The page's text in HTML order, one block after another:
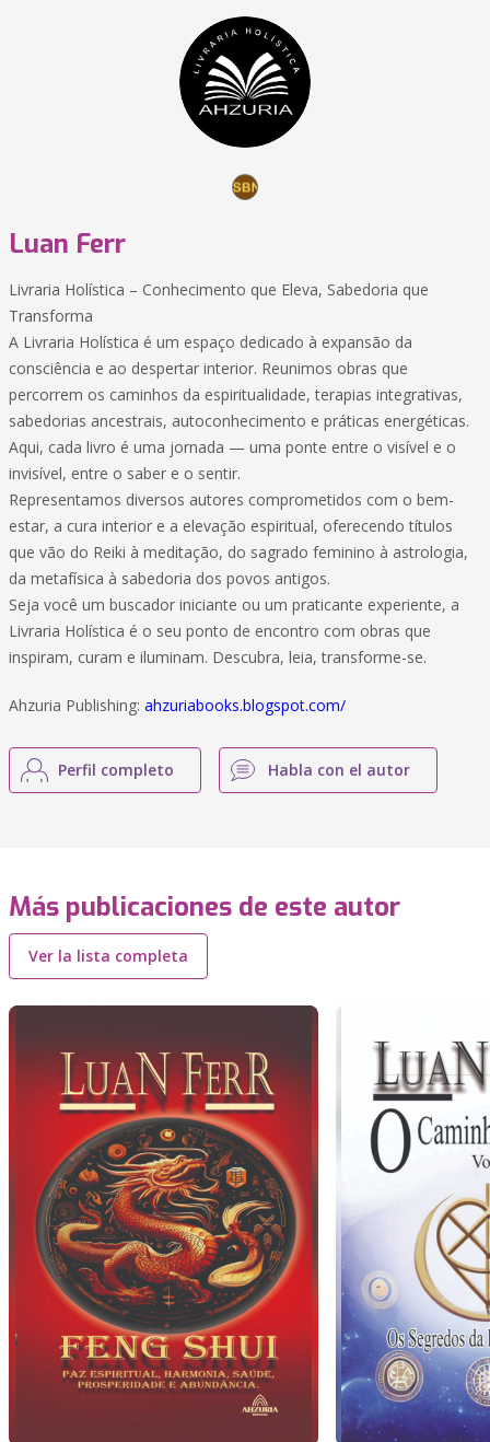
Luan Ferr
Livraria Holística – Conhecimento que Eleva, Sabedoria que
Transforma
A Livraria Holística é um espaço dedicado à expansão da
consciência e ao despertar interior. Reunimos obras que
percorrem os caminhos da espiritualidade, terapias integrativas,
sabedorias ancestrais, autoconhecimento e práticas energéticas.
Aqui, cada livro é uma jornada — uma ponte entre o visível e o
invisível, entre o saber e o sentir.
Representamos diversos autores comprometidos com o bem-
estar, a cura interior e a elevação espiritual, oferecendo títulos
que vão do Reiki à meditação, do sagrado feminino à astrologia,
da metafísica à sabedoria dos povos antigos.
Seja você um buscador iniciante ou um praticante experiente, a
Livraria Holística é o seu ponto de encontro com obras que
inspiram, curam e iluminam. Descubra, leia, transforme-se.
Ahzuria Publishing: ahzuriabooks.blogspot.com/
Perfil completo Habla con el autor
Más publicaciones de este autor
Ver la lista completa